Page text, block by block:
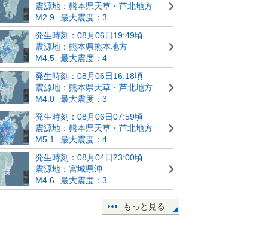
震源地：熊本県天草・芦北地方
M2.9
最大震度：3
発生時刻：08月06日19:49頃
震源地：熊本県熊本地方
M4.5
最大震度：4
発生時刻：08月06日16:18頃
震源地：熊本県天草・芦北地方
M4.0
最大震度：3
発生時刻：08月06日07:59頃
震源地：熊本県天草・芦北地方
M5.1
最大震度：4
発生時刻：08月04日23:00頃
震源地：宮城県沖
M4.6
最大震度：3
もっと見る